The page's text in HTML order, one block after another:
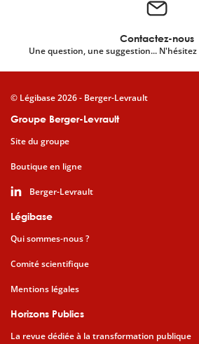
Contactez-nous
Une question, une suggestion...
Groupe Berger-Levrault
Site du groupe
Boutique en ligne
Berger-Levrault
Légibase
Qui sommes-nous ?
Comité scientifique
Mentions légales
Horizons Publics
La revue dédiée à la transformation publique
© Légibase 2026 - Berger-Levrault